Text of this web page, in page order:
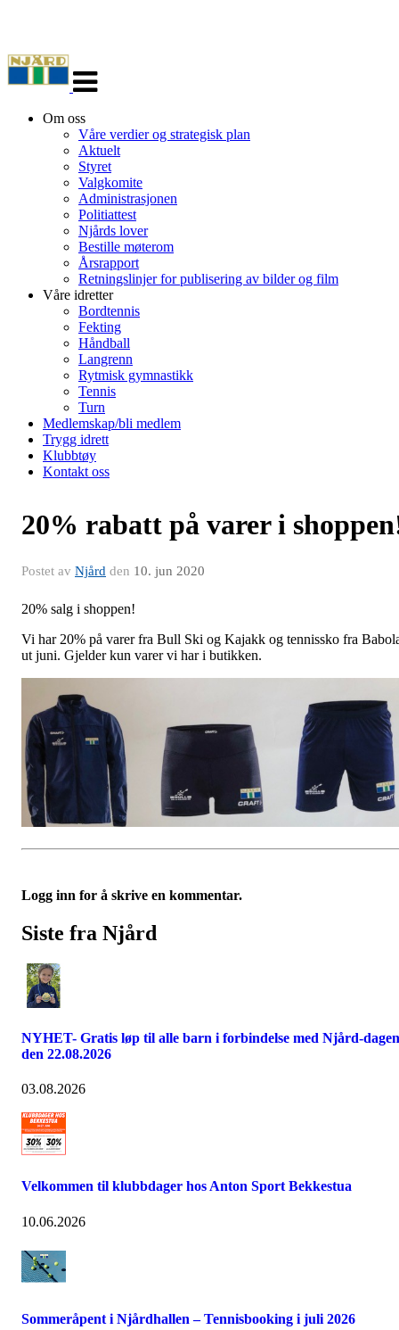
navigasjon
Om oss
Våre verdier og strategisk plan
Aktuelt
Styret
Valgkomite
Administrasjonen
Politiattest
Njårds lover
Bestille møterom
Årsrapport
Retningslinjer for publisering av bilder og film
Våre idretter
Bordtennis
Fekting
Håndball
Langrenn
Rytmisk gymnastikk
Tennis
Turn
Medlemskap/bli medlem
Trygg idrett
Klubbtøy
Kontakt oss
20% rabatt på varer i
Postet av Njård den 10. jun 2020
20% salg i shoppen!
Vi har 20% på varer fra Bull Ski og Kajakk og tennissko fra
ut juni. Gjelder kun varer vi har i butikken.
Logg inn for å skrive en kommentar.
Siste fra Njård
NYHET- Gratis løp til alle barn i forbindelse med Njård-dagen
den 22.08.2026
03.08.2026
Velkommen til klubbdager hos Anton Sport Bekkestua
10.06.2026
Sommeråpent i Njårdhallen – Tennisbooking i juli 2026